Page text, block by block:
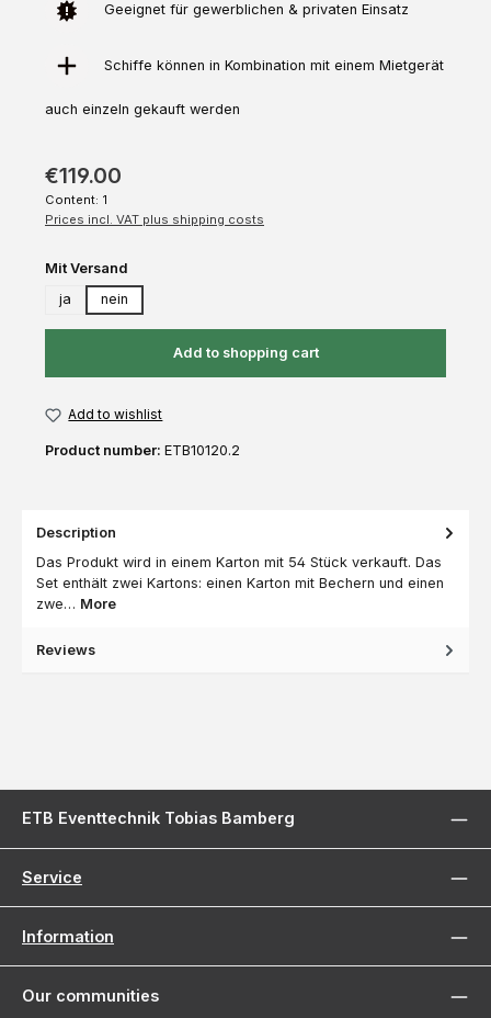
Geeignet für gewerblichen & privaten Einsatz
Schiffe können in Kombination mit einem Mietgerät
auch einzeln gekauft werden
€119.00
Content: 1
Prices incl. VAT plus shipping costs
Select
Mit Versand
ja
nein
Add to shopping cart
Add to wishlist
Product number: ETB10120.2
Description
Das Produkt wird in einem Karton mit 54 Stück verkauft. Das
Set enthält zwei Kartons: einen Karton mit Bechern und einen
zwe… More
Reviews
ETB Eventtechnik Tobias Bamberg
Service
Information
Our communities